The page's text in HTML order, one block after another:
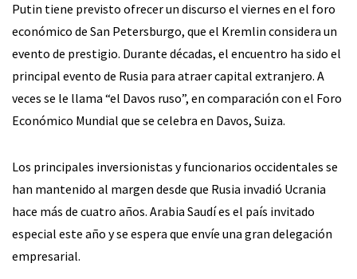
Putin tiene previsto ofrecer un discurso el viernes en el foro
económico de San Petersburgo, que el Kremlin considera un
evento de prestigio. Durante décadas, el encuentro ha sido el
principal evento de Rusia para atraer capital extranjero. A
veces se le llama “el Davos ruso”, en comparación con el Foro
Económico Mundial que se celebra en Davos, Suiza.
Los principales inversionistas y funcionarios occidentales se
han mantenido al margen desde que Rusia invadió Ucrania
hace más de cuatro años. Arabia Saudí es el país invitado
especial este año y se espera que envíe una gran delegación
empresarial.